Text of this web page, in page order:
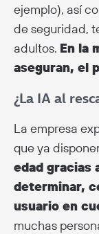
ejemplo), así
de seguridad,
adultos. En la
aseguran, el
¿La IA al
La empresa
que ya
edad gracias
determinar,
usuario en
muchas